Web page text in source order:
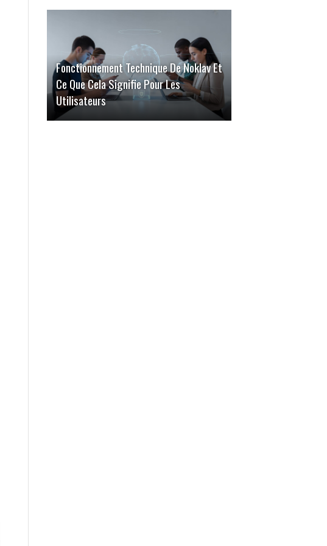
Fonctionnement Technique De Noklav Et
Ce Que Cela Signifie Pour Les
Utilisateurs